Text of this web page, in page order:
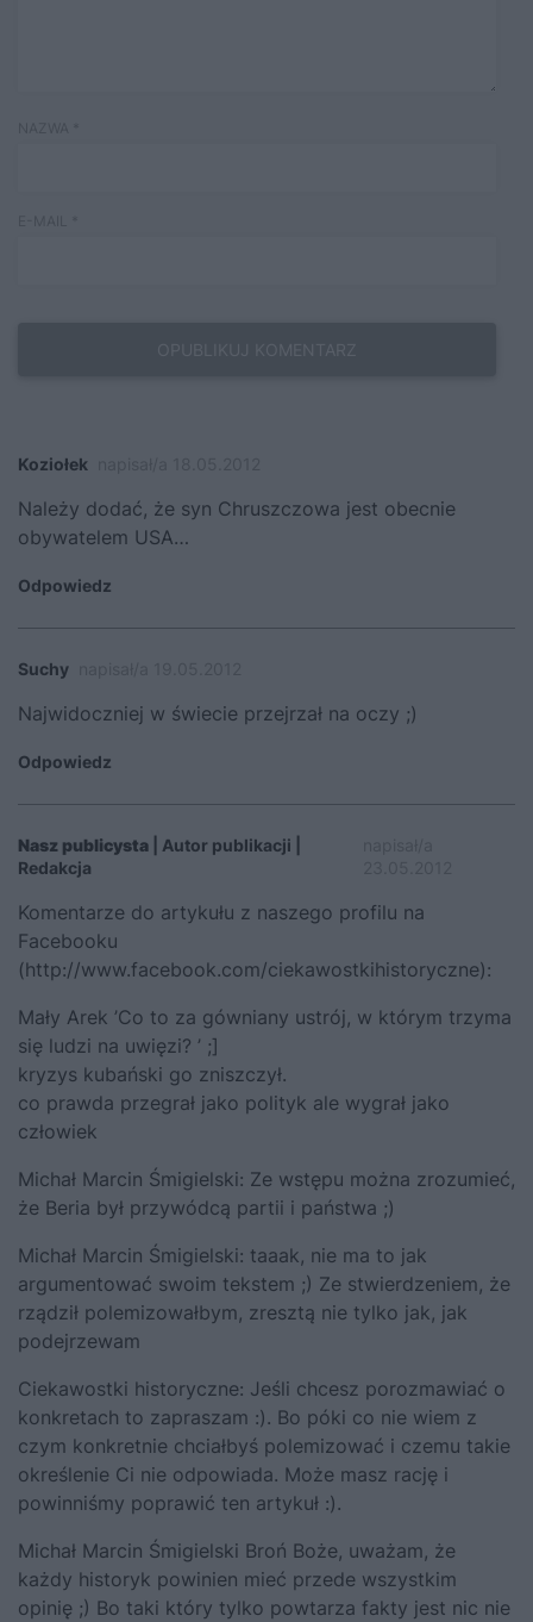
Koziołek
Należy dodać, że syn Chruszczowa jest obecnie
obywatelem USA…
Odpowiedz
Suchy
Najwidoczniej w świecie przejrzał na oczy ;)
Odpowiedz
Nasz publicysta | Autor publikacji |
Redakcja
Komentarze do artykułu z naszego profilu na
Facebooku
(http://www.facebook.com/ciekawostkihistoryczne):
Mały Arek ‎’Co to za gówniany ustrój, w którym trzyma
się ludzi na uwięzi? ’ ;]
kryzys kubański go zniszczył.
co prawda przegrał jako polityk ale wygrał jako
człowiek
Michał Marcin Śmigielski: Ze wstępu można zrozumieć,
że Beria był przywódcą partii i państwa ;)
Michał Marcin Śmigielski: taaak, nie ma to jak
argumentować swoim tekstem ;) Ze stwierdzeniem, że
rządził polemizowałbym, zresztą nie tylko jak, jak
podejrzewam
Ciekawostki historyczne: Jeśli chcesz porozmawiać o
konkretach to zapraszam :). Bo póki co nie wiem z
czym konkretnie chciałbyś polemizować i czemu takie
określenie Ci nie odpowiada. Może masz rację i
powinniśmy poprawić ten artykuł :).
Michał Marcin Śmigielski Broń Boże, uważam, że
każdy historyk powinien mieć przede wszystkim
opinię ;) Bo taki który tylko powtarza fakty jest nic nie